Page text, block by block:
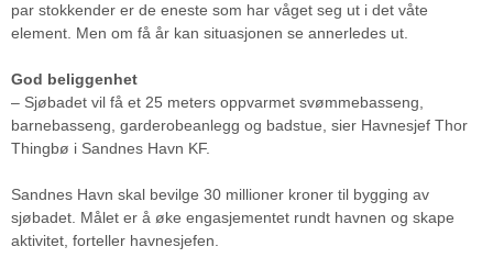
par stokkender er de eneste som har våget seg ut i det våte
element. Men om få år kan situasjonen se annerledes ut.
God beliggenhet
– Sjøbadet vil få et 25 meters oppvarmet svømmebasseng,
barnebasseng, garderobeanlegg og badstue, sier Havnesjef Thor
Thingbø i Sandnes Havn KF.
Sandnes Havn skal bevilge 30 millioner kroner til bygging av
sjøbadet. Målet er å øke engasjementet rundt havnen og skape
aktivitet, forteller havnesjefen.